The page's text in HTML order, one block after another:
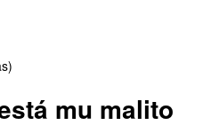
mu malito